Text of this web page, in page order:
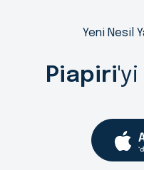
Yeni Nesil
Piapiri